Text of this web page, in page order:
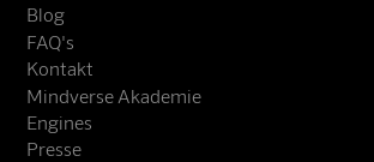
Blog
FAQ's
Kontakt
Mindverse Akademie
Engines
Presse